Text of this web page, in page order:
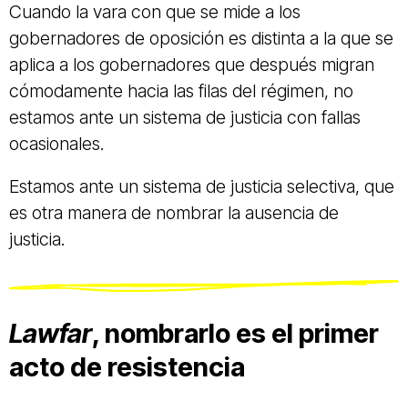
Cuando la vara con que se mide a los
gobernadores de oposición es distinta a la que se
aplica a los gobernadores que después migran
cómodamente hacia las filas del régimen, no
estamos ante un sistema de justicia con fallas
ocasionales.
Estamos ante un sistema de justicia selectiva, que
es otra manera de nombrar la ausencia de
justicia.
Lawfar, nombrarlo es el primer
acto de resistencia